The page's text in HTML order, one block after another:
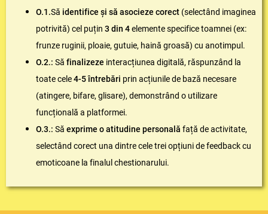
O.1.Să identifice și să asocieze corect (selectând imaginea
potrivită) cel puțin 3 din 4elemente specifice toamnei (ex:
frunze ruginii, ploaie, gutuie, haină groasă) cu anotimpul.
O.2.: Să finalizeze interacțiunea digitală, răspunzând la
toate cele4-5 întrebări prin acțiunile de bază necesare
(atingere, bifare, glisare), demonstrând o utilizare
funcțională a platformei.
O.3.: Să exprime o atitudine personală față de activitate,
selectând corect una dintre cele trei opțiuni de feedback cu
emoticoane la finalul chestionarului.